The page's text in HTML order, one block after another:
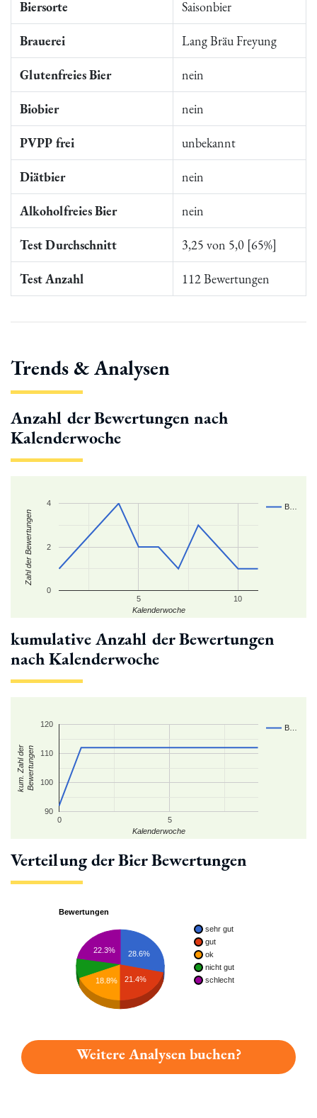
Biersorte Saisonbier
Brauerei Lang Bräu Freyung
Glutenfreies Bier nein
Biobier nein
PVPP frei unbekannt
Diätbier nein
Alkoholfreies Bier nein
Test Durchschnitt 3,25 von 5,0 [65%]
Test Anzahl 112 Bewertungen
Trends & Analysen
Anzahl der Bewertungen nach
Kalenderwoche
B…
5 10
0
2
4
Kalenderwoche
Zahl der Bewertungen
kumulative Anzahl der Bewertungen
nach Kalenderwoche
B…
0 5
90
100
110
120
Kalenderwoche
kum. Zahl derBewertungen
Verteilung der Bier Bewertungen
Bewertungen
sehr gut
gut
ok
nicht gut
schlecht
28.6%
22.3%
18.8% 21.4%
Weitere Analysen buchen?